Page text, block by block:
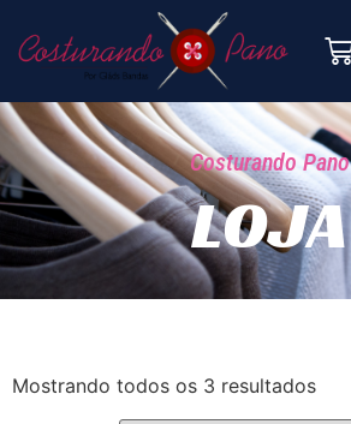
Costurando Pano
LOJA
Mostrando todos os 3 resultados